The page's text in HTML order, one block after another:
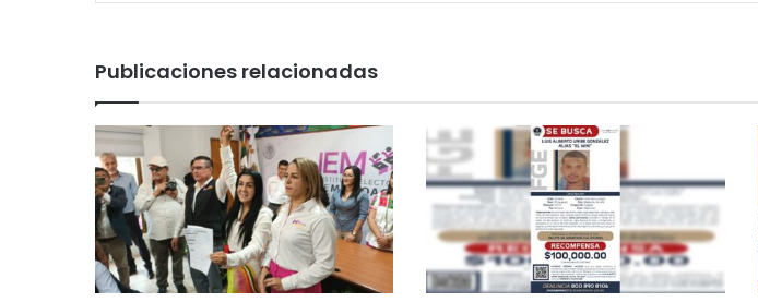
Publicaciones relacionadas